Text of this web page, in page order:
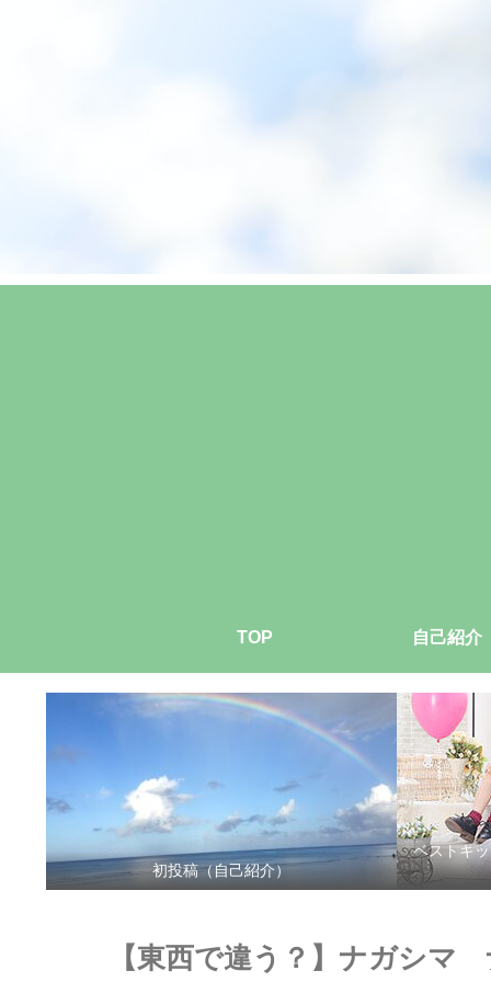
TOP 自己紹介
初投稿（自己紹介）
ベストキ
【東西で違う？】ナガシ